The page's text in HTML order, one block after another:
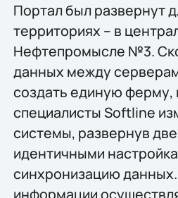
Портал был развернут
территориях – в
Нефтепромысле №3.
данных между
создать единую ферму,
специалисты Softline
системы, развернув
идентичными
синхронизацию